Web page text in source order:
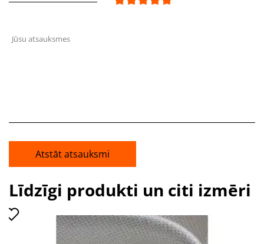
Jūsu atsauksmes
Atstāt atsauksmi
Līdzīgi produkti un citi izmēri